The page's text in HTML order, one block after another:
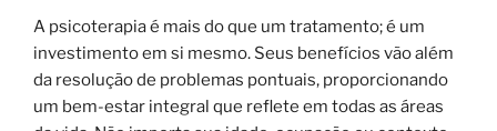
A psicoterapia é mais do que um tratamento; é um
investimento em si mesmo. Seus benefícios vão além
da resolução de problemas pontuais, proporcionando
um bem-estar integral que reflete em todas as áreas